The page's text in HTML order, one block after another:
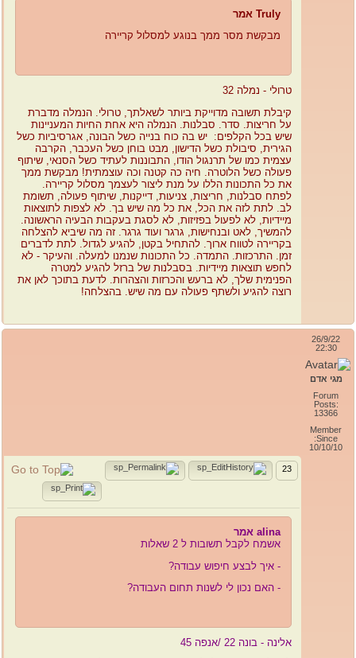
Truly אמר
מבקשת מסר ממך בנוגע למסלול קריירה
טרולי - נמלה 32
קיבלת תשובה מדוייקת ביותר לשאלתך, טרולי. הנמלה מדברת
על חריצות. סדר. סבלנות. הנמלה היא אחת החיות המעניינות
שיש בכל הקלפים: יש בה כוח בנייה כשל הבונה, אגרסיביות כשל
הגירית, סיבולת כשל הדישון, מבט בוחן כשל העכבר, הקרבה
עצמית כמו של תרנגול הודו, התבוננות לעתיד כשל הסנאי, שיתוף
פעולה כשל הלוטרה. חיה כה קטנה וכה עוצמתית! מבקשת ממך
את כל התכונות הללו על מנת ליצור לעצמך מסלול קריירה.
לפתח סבלנות, חריצות, צניעות, דייקנות, שיתוף פעולה, תשומת
לב. לתת לזה את הכל, את כל מה שיש בך. לא לצפות לתוצאות
מיידיות, לא לפעול בפזיזות, לא לסגת בעקבות הבעיה הראשונה.
להמשיך, לאט ובנחישות, גרגר ועוד גרגר. זה מה שיביא להצלחה
בקריירה לטווח ארוך. להתחיל בקטן, להגיע לגדול. לתת לדברים
זמן. התרכזות. התמדה. כל התכונות שנמנו למעלה. והעיקר - לא
לחפש תוצאות מיידיות. בסבלנות של ברזל להגיע למטרה
הפנימית שלך, לא ברעש והכרזות והצהרות. לדעת בתוכך לאן את
רוצה להגיע ולשתף פעולה עם מה שיש. בהצלחה!
26/9/22
22:30
מגי אדם
Forum
Posts:
13366
Member
Since:
10/10/10
23
alina אמר
אשמח לקבל תשובות ל 2 שאלות
- איך לבצע חיפוש עבודה?
- האם נכון לי לשנות תחום העבודה?
אלינה - בונה 22 /אנפה 45